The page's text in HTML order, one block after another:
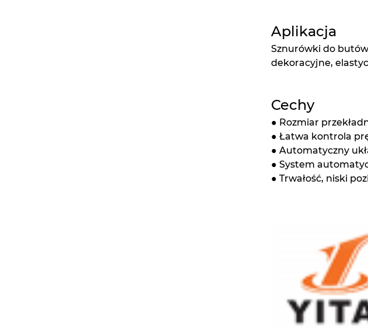
Aplikacja
Sznurówki do
dekoracyjne,
Cechy
● Rozmiar
● Łatwa kontrola
● Automatyczny
● System
● Trwałość, niski